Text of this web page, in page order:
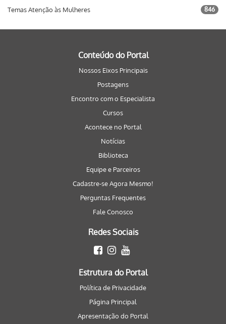
Temas Atenção às Mulheres 846
Conteúdo do Portal
Nossos Eixos Principais
Postagens
Encontro com o Especialista
Cursos
Acontece no Portal
Notícias
Biblioteca
Equipe e Parceiros
Cadastre-se Agora Mesmo!
Perguntas Frequentes
Fale Conosco
Redes Sociais
Estrutura do Portal
Política de Privacidade
Página Principal
Apresentação do Portal